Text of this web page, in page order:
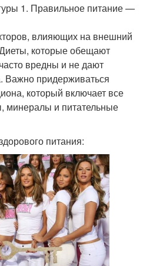
1. Правильное питание —
влияющих на внешний
которые обещают
вредны и не дают
Важно придерживаться
который включает все
минералы и питательные
питания: